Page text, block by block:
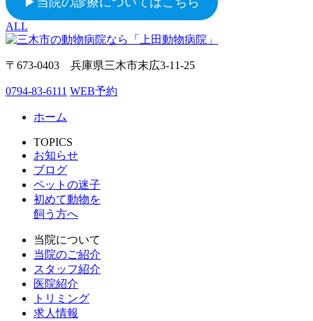
ALL
〒673-0403 兵庫県三木市末広3-11-25
0794-83-6111 WEB予約
ホーム
TOPICS
お知らせ
ブログ
ペットの迷子
初めて動物を
飼う方へ
当院について
当院のご紹介
スタッフ紹介
医院紹介
トリミング
求人情報